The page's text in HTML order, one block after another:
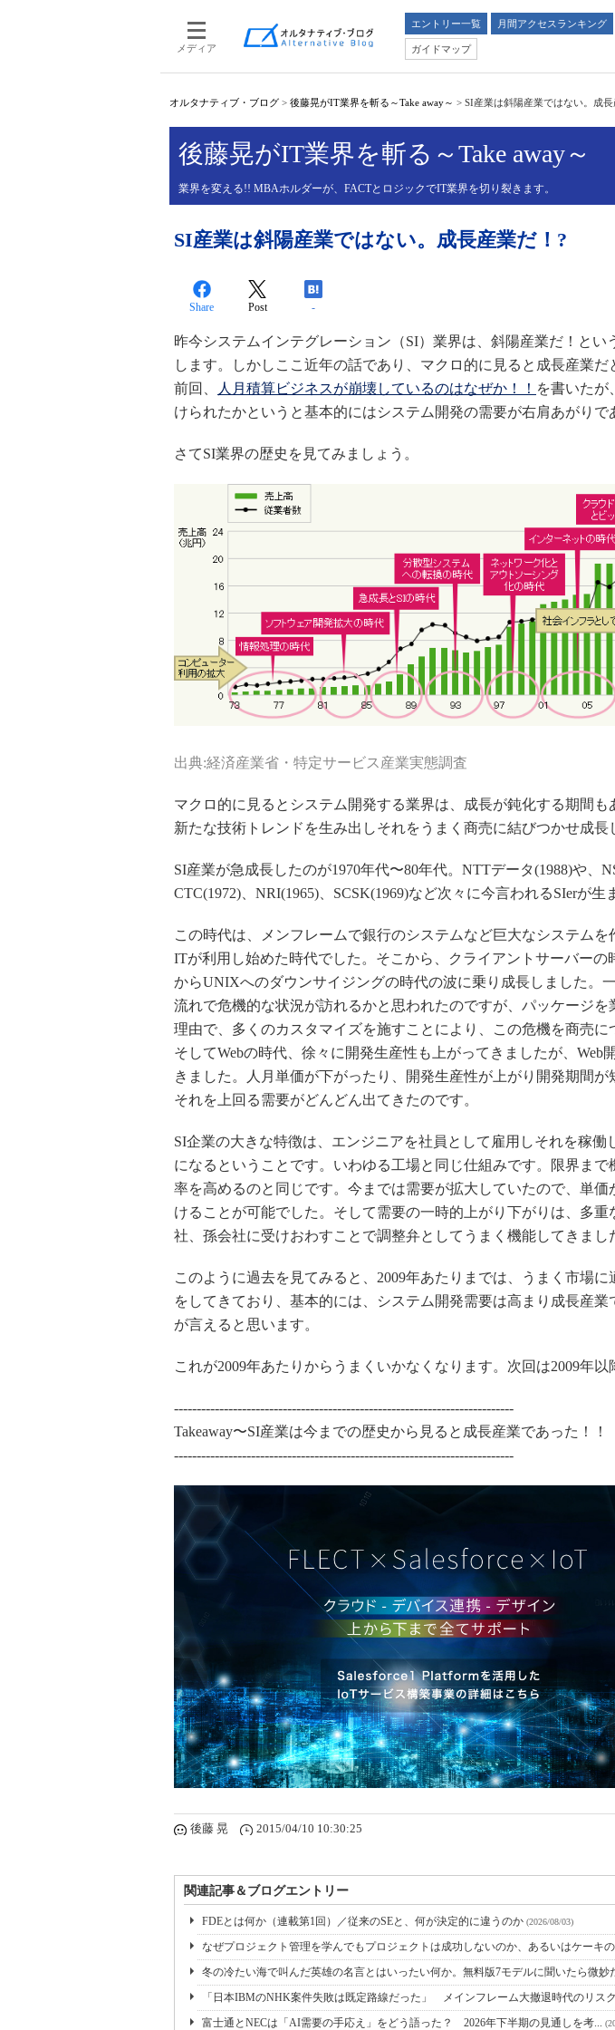
メディア
エントリー一覧 月間アクセスランキング
ガイドマップ
オルタナティブ・ブログ > 後藤晃がIT業界を斬る～Take away～ > SI産業は斜陽産業ではない。成長
後藤晃がIT業界を斬る～Take away～
業界を変える!! MBAホルダーが、FACTとロジックでIT業界を切り裂きます。
SI産業は斜陽産業ではない。成長産業だ！?
Share Post -
昨今システムインテグレーション（SI）業界は、斜陽産業だ！とい
します。しかしここ近年の話であり、マクロ的に見ると成長産業だ
前回、
人月積算ビジネスが崩壊しているのはなぜか！！ を書いたが
けられたかというと基本的にはシステム開発の需要が右肩あがりで
さてSI業界の歴史を見てみましょう。
出典:経済産業省・特定サービス産業実態調査
マクロ的に見るとシステム開発する業界は、成長が鈍化する期間も
新たな技術トレンドを生み出しそれをうまく商売に結びつかせ成長
SI産業が急成長したのが1970年代〜80年代。 NTTデータ(1988)や、
CTC(1972)、NRI(1965)、SCSK(1969)など次々に今言われるSIerが生
この時代は、メンフレームで銀行のシステムなど巨大なシステムを
ITが利用し始めた時代でした。そこから、クライアントサーバーの
からUNIXへのダウンサイジングの時代の波に乗り成長しました。
流れで危機的な状況が訪れるかと思われたのですが、パッケージを
理由で、多くのカスタマイズを施すことにより、この危機を商売に
そしてWebの時代、徐々に開発生産性も上がってきましたが、Web
きました。人月単価が下がったり、開発生産性が上がり開発期間が
それを上回る需要がどんどん出てきたのです。
SI企業の大きな特徴は、エンジニアを社員として雇用しそれを稼働
になるということです。いわゆる工場と同じ仕組みです。限界まで
率を高めるのと同じです。今までは需要が拡大していたので、単価
けることが可能でした。そして需要の一時的上がり下がりは、多重
社、孫会社に受けおわすことで調整弁としてうまく機能してきまし
このように過去を見てみると、2009年あたりまでは、うまく市場に
をしてきており、基本的には、システム開発需要は高まり成長産業
が言えると思います。
これが2009年あたりからうまくいかなくなります。次回は2009年以
---------------------------------------------------------------------------
Takeaway〜SI産業は今までの歴史から見ると成長産業であった！！
---------------------------------------------------------------------------
後藤 晃 2015/04/10 10:30:25
関連記事＆ブログエントリー
FDEとは何か（連載第1回）／従来のSEと、何が決定的に違うのか (2026/08/03)
なぜプロジェクト管理を学んでもプロジェクトは成功しないのか、あるいはケーキ
冬の冷たい海で叫んだ英雄の名言とはいったい何か。無料版7モデルに聞いたら微妙
「日本IBMのNHK案件失敗は既定路線だった」 メインフレーム大撤退時代のリス
富士通とNECは「AI需要の手応え」をどう語った？ 2026年下半期の見通しを考...